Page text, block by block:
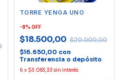
TORRE YENGA UNO
-8% OFF
$18.500,00 $20.000,00
$16.650,00 con
Transferencia o depósito
6 x $3.083,33 sin interés